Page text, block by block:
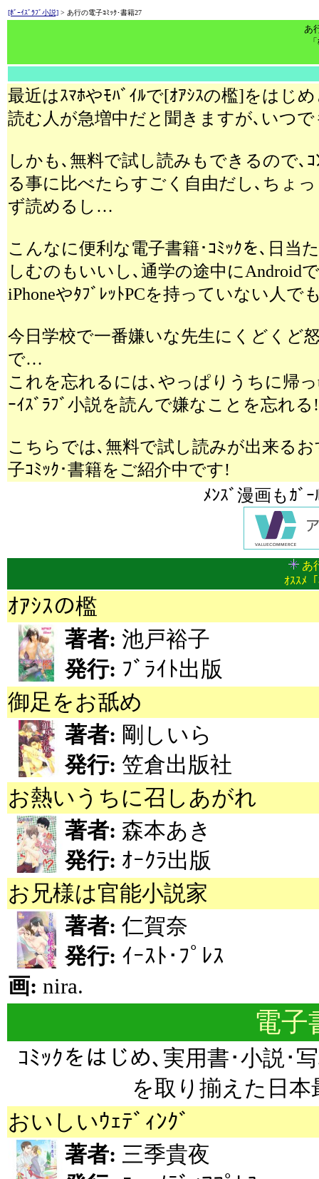
[ﾎﾞｰｲｽﾞﾗﾌﾞ小説] > あ行の電子ｺﾐｯｸ･書籍27
あ
最近はｽﾏﾎやﾓﾊﾞｲﾙで[ｵｱｼｽの檻]をはじ
読む人が急増中だと聞きますが､いつ
しかも､無料で試し読みもできるので､
る事に比べたらすごく自由だし､ちょ
ず読めるし…
こんなに便利な電子書籍･ｺﾐｯｸを､日当
しむのもいいし､通学の途中にAndroid
iPhoneやﾀﾌﾞﾚｯﾄPCを持っていない人で
今日学校で一番嫌いな先生にくどく
で…
これを忘れるには､やっぱりうちに帰
ｰｲｽﾞﾗﾌﾞ小説を読んで嫌なことを忘れる!
こちらでは､無料で試し読みが出来る
子ｺﾐｯｸ･書籍をご紹介中です!
ﾒﾝｽﾞ漫画もｶﾞ
あ
ｵｽｽﾒ
ｵｱｼｽの檻
著者: 池戸裕子
発行: ﾌﾞﾗｲﾄ出版
御足をお舐め
著者: 剛しいら
発行: 笠倉出版社
お熱いうちに召しあがれ
著者: 森本あき
発行: ｵｰｸﾗ出版
お兄様は官能小説家
著者: 仁賀奈
発行: ｲｰｽﾄ･ﾌﾟﾚｽ
画: nira.
電子
ｺﾐｯｸをはじめ､実用書･小説･
を取り揃えた日本
おいしいｳｪﾃﾞｨﾝｸﾞ
著者: 三季貴夜